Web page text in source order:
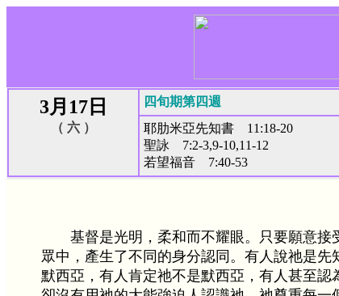
3月17日
（ 六 ）
四旬期第四週
耶肋米亞先知書 11:18-20
聖詠 7:2-3,9-10,11-12
若望福音 7:40-53
基督是光明，柔和而不耀眼。只要願意
眾中，產生了不同的身分認同。有人說祂是
默西亞，有人肯定祂不是默西亞，有人甚至認